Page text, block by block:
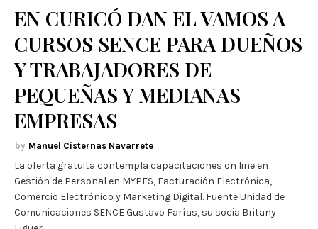
EN CURICÓ DAN EL VAMOS A
CURSOS SENCE PARA DUEÑOS
Y TRABAJADORES DE
PEQUEÑAS Y MEDIANAS
EMPRESAS
Manuel Cisternas Navarrete
La oferta gratuita contempla capacitaciones on line en
Gestión de Personal en MYPES, Facturación Electrónica,
Comercio Electrónico y Marketing Digital. Fuente Unidad de
Comunicaciones SENCE Gustavo Farías, su socia Britany